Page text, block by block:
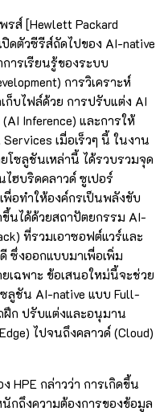
รส์ [Hewlett Packard
ปิดตัวซีรีส์ถัดไปของ AI-native
ารเรียนรู้ของระบบ
การวิเคราะห์
บไฟล์ด้วย การปรับแต่ง AI
Inference) และการให้
เมื่อเร็วๆ นี้ ในงาน
โซลูชันเหล่านี้ ได้รวบรวมจุด
ฮบริดคลาวด์ ซูเปอร์
อทำให้องค์กรเป็นพลังขับ
นได้ด้วยสถาปัตยกรรม AI-
ที่รวมเอาซอฟต์แวร์และ
ซึ่งออกแบบมาเพื่อเพิ่ม
เฉพาะ ข้อเสนอใหม่นี้จะช่วย
ลูชัน AI-native แบบ Full-
ฝึก ปรับแต่งและอนุมาน
ไปจนถึงคลาวด์ (Cloud)
HPE กล่าวว่า การเกิดขึ้น
กถึงความต้องการของข้อมูล